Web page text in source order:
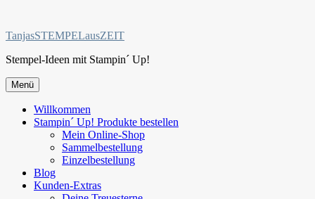
springen
TanjasSTEMPELausZEIT
Stempel-Ideen mit Stampin´ Up!
Menü
Willkommen
Stampin´ Up! Produkte bestellen
Mein Online-Shop
Sammelbestellung
Einzelbestellung
Blog
Kunden-Extras